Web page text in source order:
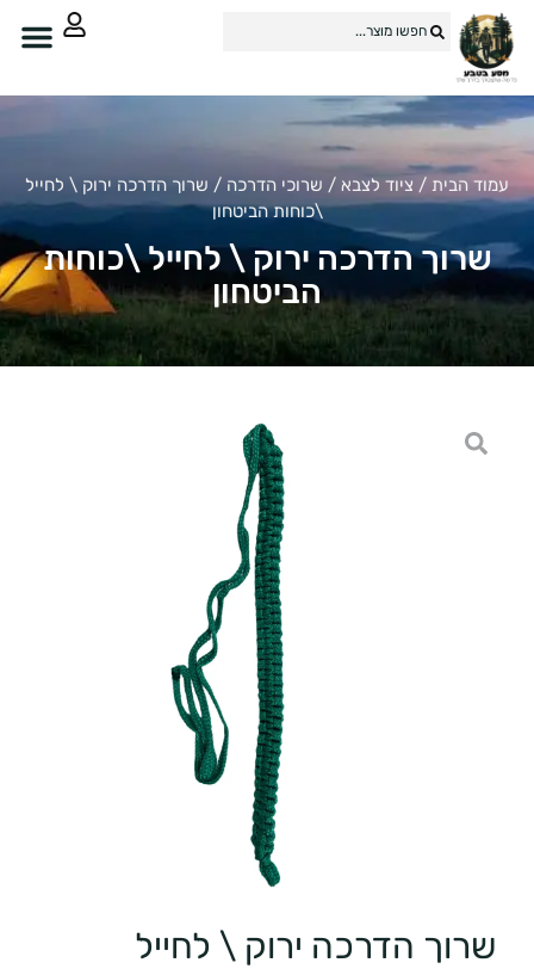
הבית /ציוד לצבא/שרוכי הדרכה/ שרוך הדרכה ירוק \ לחייל
\כוחות הביטחון
שרוך הדרכה ירוק \ לחייל \כוחות
הביטחון
שרוך הדרכה ירוק \ לחייל